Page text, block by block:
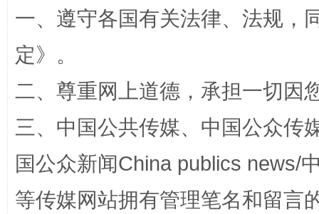
一、遵守各国有关法律、法规，
定》。
二、尊重网上道德，承担一切因
三、中国公共传媒、中国公众传
国公众新闻China publics news/
等传媒网站拥有管理笔名和留言